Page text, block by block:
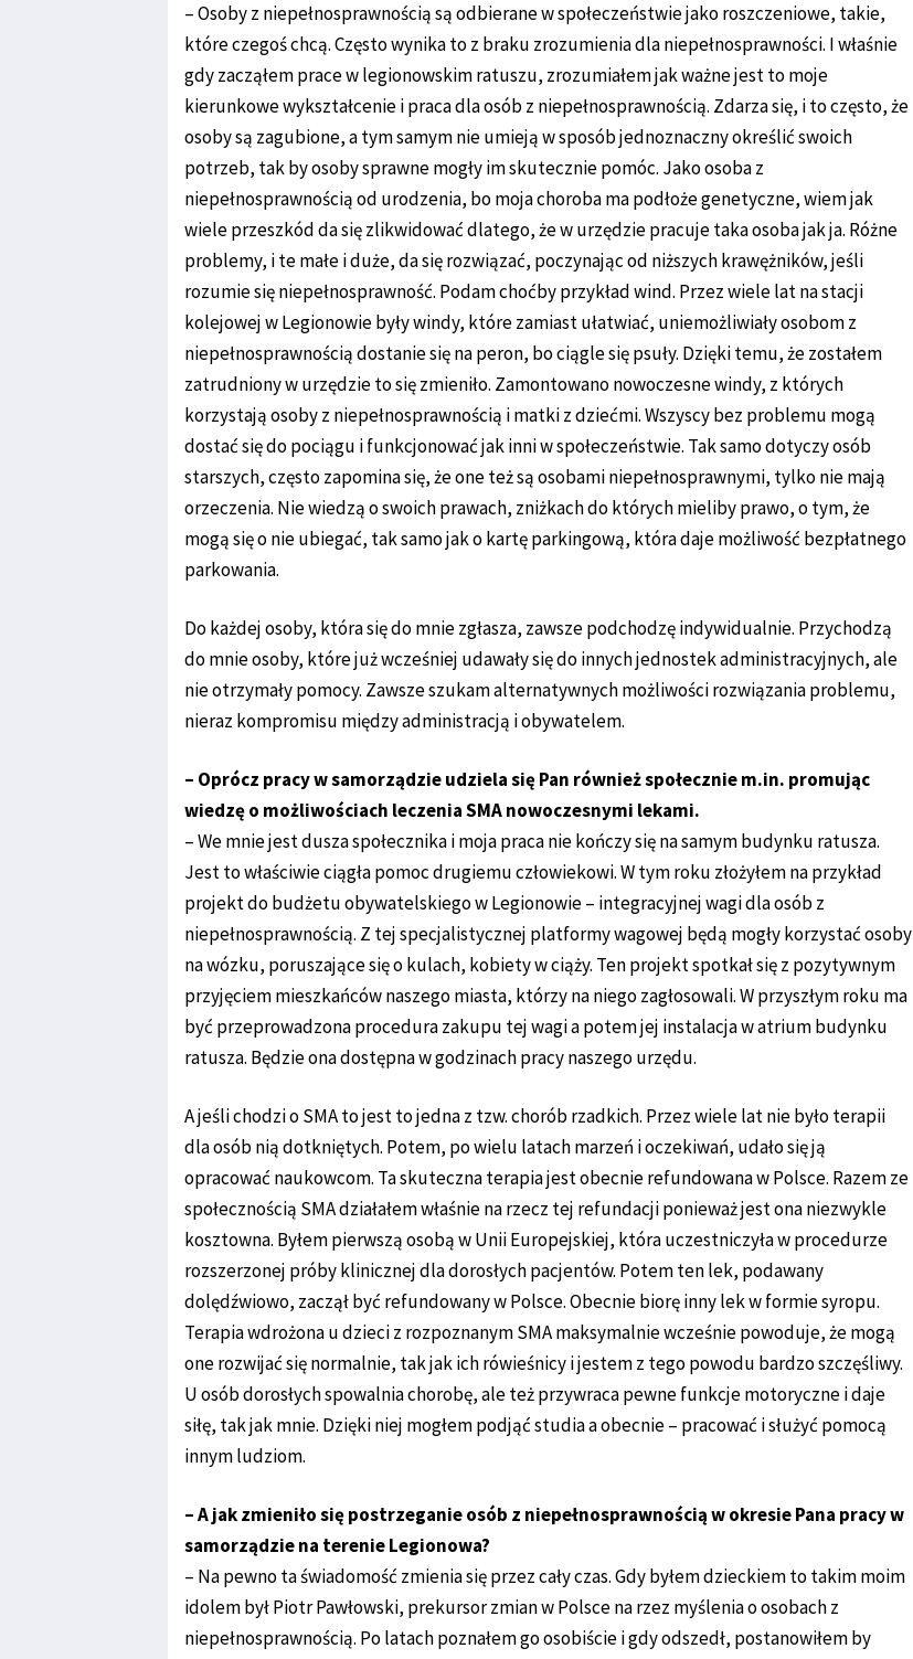
– Osoby z niepełnosprawnością są odbierane w społeczeństwie jako roszczeniowe, takie,
które czegoś chcą. Często wynika to z braku zrozumienia dla niepełnosprawności. I właśnie
gdy zacząłem prace w legionowskim ratuszu, zrozumiałem jak ważne jest to moje
kierunkowe wykształcenie i praca dla osób z niepełnosprawnością. Zdarza się, i to często, że
osoby są zagubione, a tym samym nie umieją w sposób jednoznaczny określić swoich
potrzeb, tak by osoby sprawne mogły im skutecznie pomóc. Jako osoba z
niepełnosprawnością od urodzenia, bo moja choroba ma podłoże genetyczne, wiem jak
wiele przeszkód da się zlikwidować dlatego, że w urzędzie pracuje taka osoba jak ja. Różne
problemy, i te małe i duże, da się rozwiązać, poczynając od niższych krawężników, jeśli
rozumie się niepełnosprawność. Podam choćby przykład wind. Przez wiele lat na stacji
kolejowej w Legionowie były windy, które zamiast ułatwiać, uniemożliwiały osobom z
niepełnosprawnością dostanie się na peron, bo ciągle się psuły. Dzięki temu, że zostałem
zatrudniony w urzędzie to się zmieniło. Zamontowano nowoczesne windy, z których
korzystają osoby z niepełnosprawnością i matki z dziećmi. Wszyscy bez problemu mogą
dostać się do pociągu i funkcjonować jak inni w społeczeństwie. Tak samo dotyczy osób
starszych, często zapomina się, że one też są osobami niepełnosprawnymi, tylko nie mają
orzeczenia. Nie wiedzą o swoich prawach, zniżkach do których mieliby prawo, o tym, że
mogą się o nie ubiegać, tak samo jak o kartę parkingową, która daje możliwość bezpłatnego
parkowania.
Do każdej osoby, która się do mnie zgłasza, zawsze podchodzę indywidualnie. Przychodzą
do mnie osoby, które już wcześniej udawały się do innych jednostek administracyjnych, ale
nie otrzymały pomocy. Zawsze szukam alternatywnych możliwości rozwiązania problemu,
nieraz kompromisu między administracją i obywatelem.
– Oprócz pracy w samorządzie udziela się Pan również społecznie m.in. promując
wiedzę o możliwościach leczenia SMA nowoczesnymi lekami.
– We mnie jest dusza społecznika i moja praca nie kończy się na samym budynku ratusza.
Jest to właściwie ciągła pomoc drugiemu człowiekowi. W tym roku złożyłem na przykład
projekt do budżetu obywatelskiego w Legionowie – integracyjnej wagi dla osób z
niepełnosprawnością. Z tej specjalistycznej platformy wagowej będą mogły korzystać osoby
na wózku, poruszające się o kulach, kobiety w ciąży. Ten projekt spotkał się z pozytywnym
przyjęciem mieszkańców naszego miasta, którzy na niego zagłosowali. W przyszłym roku ma
być przeprowadzona procedura zakupu tej wagi a potem jej instalacja w atrium budynku
ratusza. Będzie ona dostępna w godzinach pracy naszego urzędu.
A jeśli chodzi o SMA to jest to jedna z tzw. chorób rzadkich. Przez wiele lat nie było terapii
dla osób nią dotkniętych. Potem, po wielu latach marzeń i oczekiwań, udało się ją
opracować naukowcom. Ta skuteczna terapia jest obecnie refundowana w Polsce. Razem ze
społecznością SMA działałem właśnie na rzecz tej refundacji ponieważ jest ona niezwykle
kosztowna. Byłem pierwszą osobą w Unii Europejskiej, która uczestniczyła w procedurze
rozszerzonej próby klinicznej dla dorosłych pacjentów. Potem ten lek, podawany
dolędźwiowo, zaczął być refundowany w Polsce. Obecnie biorę inny lek w formie syropu.
Terapia wdrożona u dzieci z rozpoznanym SMA maksymalnie wcześnie powoduje, że mogą
one rozwijać się normalnie, tak jak ich rówieśnicy i jestem z tego powodu bardzo szczęśliwy.
U osób dorosłych spowalnia chorobę, ale też przywraca pewne funkcje motoryczne i daje
siłę, tak jak mnie. Dzięki niej mogłem podjąć studia a obecnie – pracować i służyć pomocą
innym ludziom.
– A jak zmieniło się postrzeganie osób z niepełnosprawnością w okresie Pana pracy w
samorządzie na terenie Legionowa?
– Na pewno ta świadomość zmienia się przez cały czas. Gdy byłem dzieckiem to takim moim
idolem był Piotr Pawłowski, prekursor zmian w Polsce na rzez myślenia o osobach z
niepełnosprawnością. Po latach poznałem go osobiście i gdy odszedł, postanowiłem by